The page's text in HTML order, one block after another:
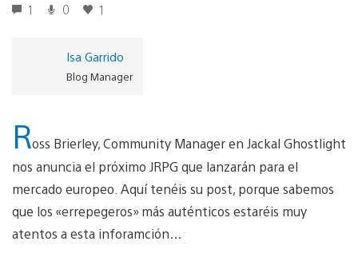
1 0 1
Isa Garrido
Blog Manager
Ross Brierley, Community Manager en Jackal Ghostlight
nos anuncia el próximo JRPG que lanzarán para el
mercado europeo. Aquí tenéis su post, porque sabemos
que los «errepegeros» más auténticos estaréis muy
atentos a esta inforamción…